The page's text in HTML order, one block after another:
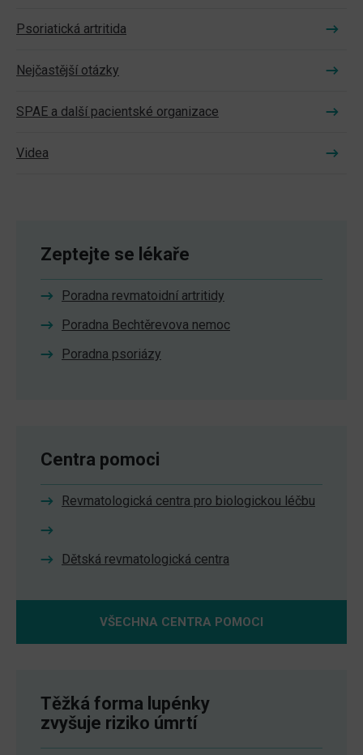
Psoriatická artritida
Nejčastější otázky
SPAE a další pacientské organizace
Videa
Zeptejte se lékaře
Poradna revmatoidní artritidy
Poradna Bechtěrevova nemoc
Poradna psoriázy
Centra pomoci
Revmatologická centra pro biologickou léčbu
Dětská revmatologická centra
VŠECHNA CENTRA POMOCI
Těžká forma lupénky
zvyšuje riziko úmrtí